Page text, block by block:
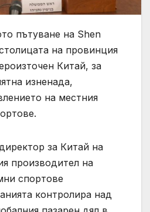
пътуване на Shen
на провинция
Китай, за
изненада,
на местния
за Китай на
производител на
спортове
контролира над